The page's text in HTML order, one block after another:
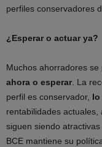
perfiles conservadores
¿Esperar o actuar ya?
Muchos ahorradores se
ahora o esperar. La
perfil es conservador, lo
rentabilidades
siguen siendo
BCE mantiene su